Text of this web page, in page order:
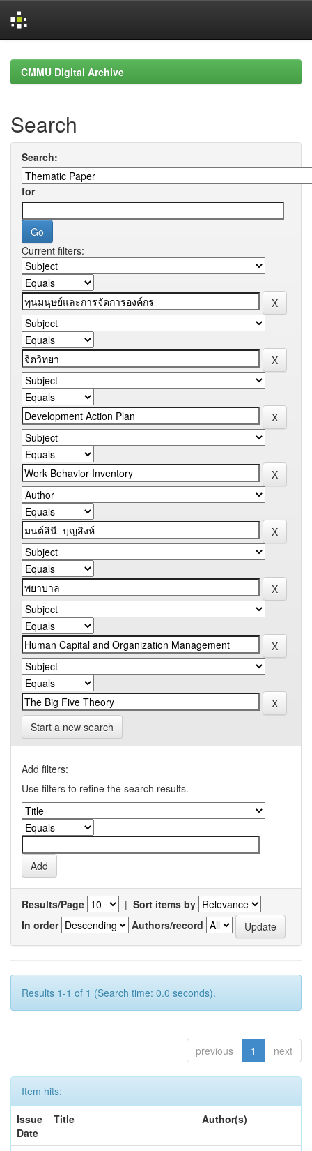
navigationCMMU Digital Archive
Search
Search:
for
Current filters:
Start a new search
Add filters:
Use filters to refine the search results.
Results/Page | Sort items by
In order
Authors/record
Results 1-1 of 1 (Search time: 0.0 seconds).
previous 1 next
Item hits:
Issue
Date
Title Author(s)